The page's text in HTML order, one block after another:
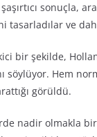
sonuçla,
tasarladılar ve
bir şekilde,
söylüyor. Hem
görüldü.
nadir olmakla